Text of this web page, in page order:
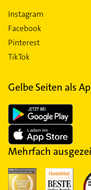
Instagram
Facebook
Pinterest
TikTok
Gelbe Seiten als
Mehrfach